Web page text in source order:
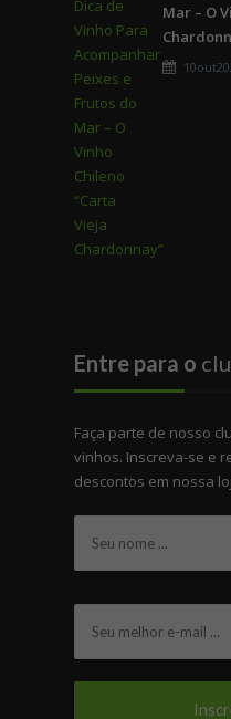
Mar – O
Entre para o
Faça parte de nosso
vinhos. Inscreva-se e
descontos em nossa